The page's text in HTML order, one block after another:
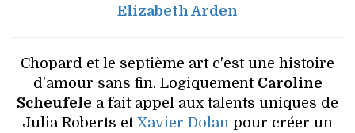
Elizabeth Arden
Chopard et le septième art c'est une histoire
d’amour sans fin. Logiquement Caroline
Scheufele a fait appel aux talents uniques de
Julia Roberts et Xavier Dolan pour créer un